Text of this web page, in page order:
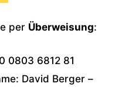
per Überweisung:
0803 6812 81
David Berger –